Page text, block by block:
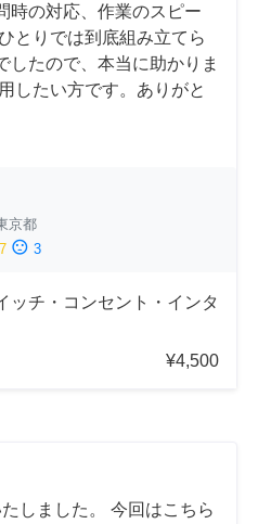
時の対応、作業のスピー
とりでは到底組み立てら
したので、本当に助かりま
したい方です。ありがと
京都
sentiment_dissatisfied 3
ッチ・コンセント・インタ
¥4,500
しました。 今回はこちら